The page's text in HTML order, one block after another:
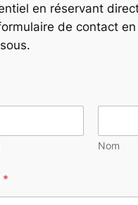
en réservant
de contact
Nom
*